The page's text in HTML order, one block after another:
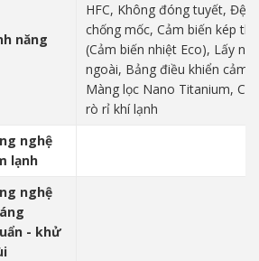
năng
HFC, Không đóng tuyết,
chống mốc, Cảm biến kép
(Cảm biến nhiệt Eco), Lấy
ngoài, Bảng điều khiển cảm
Màng lọc Nano Titanium,
rò rỉ khí lạnh
nghệ
lạnh
nghệ
- khử